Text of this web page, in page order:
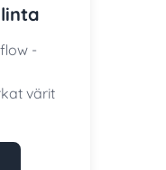
-
värit